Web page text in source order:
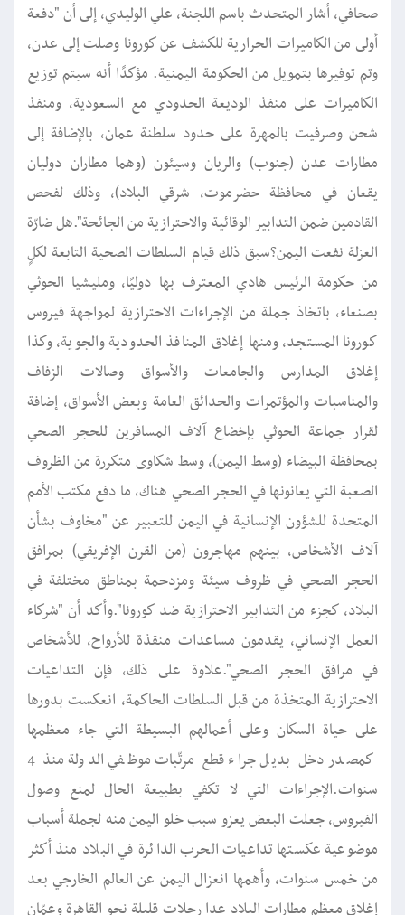
صحافي، أشار المتحدث باسم اللجنة، علي الوليدي، إلى أن "دفعة
أولى من الكاميرات الحرارية للكشف عن كورونا وصلت إلى عدن،
وتم توفيرها بتمويل من الحكومة اليمنية. مؤكدًا أنه سيتم توزيع
الكاميرات على منفذ الوديعة الحدودي مع السعودية، ومنفذ
شحن وصرفيت بالمهرة على حدود سلطنة عمان، بالإضافة إلى
مطارات عدن (جنوب) والريان وسيئون (وهما مطاران دوليان
يقعان في محافظة حضرموت، شرقي البلاد)، وذلك لفحص
القادمين ضمن التدابير الوقائية والاحترازية من الجائحة".هل ضارّة
العزلة نفعت اليمن؟سبق ذلك قيام السلطات الصحية التابعة لكلٍ
من حكومة الرئيس هادي المعترف بها دوليًا، ومليشيا الحوثي
بصنعاء، باتخاذ جملة من الإجراءات الاحترازية لمواجهة فيروس
كورونا المستجد، ومنها إغلاق المنافذ الحدودية والجوية، وكذا
إغلاق المدارس والجامعات والأسواق وصالات الزفاف
والمناسبات والمؤتمرات والحدائق العامة وبعض الأسواق، إضافة
لقرار جماعة الحوثي بإخضاع آلاف المسافرين للحجر الصحي
بمحافظة البيضاء (وسط اليمن)، وسط شكاوى متكررة من الظروف
الصعبة التي يعانونها في الحجر الصحي هناك، ما دفع مكتب الأمم
المتحدة للشؤون الإنسانية في اليمن للتعبير عن "مخاوف بشأن
آلاف الأشخاص، بينهم مهاجرون (من القرن الإفريقي) بمرافق
الحجر الصحي في ظروف سيئة ومزدحمة بمناطق مختلفة في
البلاد، كجزء من التدابير الاحترازية ضد كورونا".وأكد أن "شركاء
العمل الإنساني، يقدمون مساعدات منقذة للأرواح، للأشخاص
في مرافق الحجر الصحي".علاوة على ذلك، فإن التداعيات
الاحترازية المتخذة من قبل السلطات الحاكمة، انعكست بدورها
على حياة السكان وعلى أعمالهم البسيطة التي جاء معظمها
كمصدر دخل بديل جراء قطع مرتّبات موظفي الدولة منذ 4
سنوات.الإجراءات التي لا تكفي بطبيعة الحال لمنع وصول
الفيروس، جعلت البعض يعزو سبب خلو اليمن منه لجملة أسباب
موضوعية عكستها تداعيات الحرب الدائرة في البلاد منذ أكثر
من خمس سنوات، وأهمها انعزال اليمن عن العالم الخارجي بعد
إغلاق معظم مطارات البلاد عدا رحلات قليلة نحو القاهرة وعمّان